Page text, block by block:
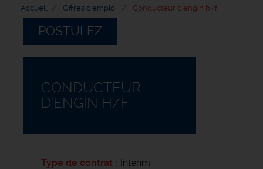
Accueil Offres d'emploi Conducteur d'engin h/f
POSTULEZ
CONDUCTEUR
D'ENGIN H/F
Type de contrat
Intérim